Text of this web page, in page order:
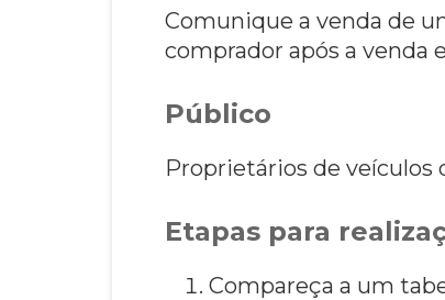
Comunique a venda de
comprador após a venda
Público
Proprietários de veículos
Etapas para
Compareça a um